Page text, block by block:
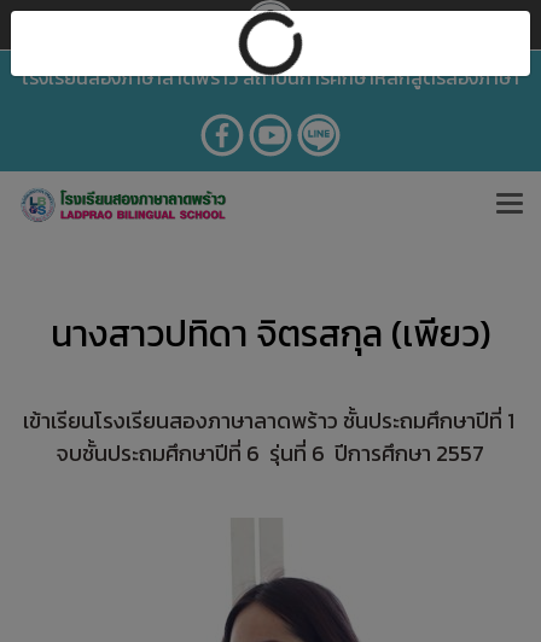
โรงเรียนสองภาษาลาดพร้าว สถาบันการศึกษาหลักสูตรสองภาษา
นางสาวปทิดา จิตรสกุล (เพียว)
เข้าเรียนโรงเรียนสองภาษาลาดพร้าว ชั้นประถมศึกษาปีที่ 1
จบชั้นประถมศึกษาปีที่ 6 รุ่นที่ 6 ปีการศึกษา 2557